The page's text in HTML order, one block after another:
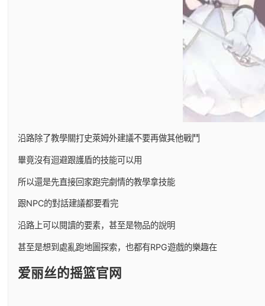
沿路除了教學關打史萊姆外建議不要再做其他戰鬥
畢竟沒有迴避跟護盾的技能可以用
所以還是先直接回家跑完劇情的教學拿技能
跟NPC的對話建議都要看完
沿路上可以閱讀的要素，甚至是物品的說明
甚至是想到處亂跑地圖探索，也都有RPG遊戲的樂趣在
爱丽丝的摇篮官网